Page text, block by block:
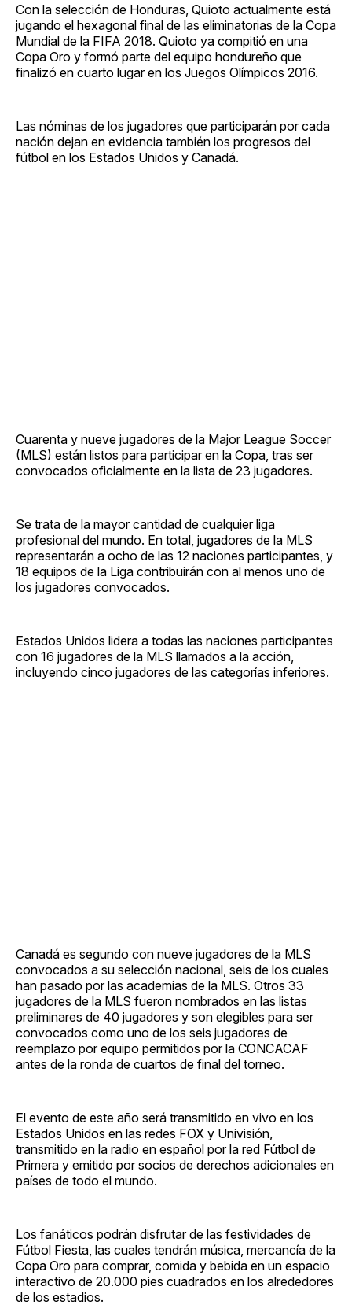
Con la selección de Honduras, Quioto actualmente está
jugando el hexagonal final de las eliminatorias de la Copa
Mundial de la FIFA 2018. Quioto ya compitió en una
Copa Oro y formó parte del equipo hondureño que
finalizó en cuarto lugar en los Juegos Olímpicos 2016.
Las nóminas de los jugadores que participarán por cada
nación dejan en evidencia también los progresos del
fútbol en los Estados Unidos y Canadá.
Cuarenta y nueve jugadores de la Major League Soccer
(MLS) están listos para participar en la Copa, tras ser
convocados oficialmente en la lista de 23 jugadores.
Se trata de la mayor cantidad de cualquier liga
profesional del mundo. En total, jugadores de la MLS
representarán a ocho de las 12 naciones participantes, y
18 equipos de la Liga contribuirán con al menos uno de
los jugadores convocados.
Estados Unidos lidera a todas las naciones participantes
con 16 jugadores de la MLS llamados a la acción,
incluyendo cinco jugadores de las categorías inferiores.
Canadá es segundo con nueve jugadores de la MLS
convocados a su selección nacional, seis de los cuales
han pasado por las academias de la MLS. Otros 33
jugadores de la MLS fueron nombrados en las listas
preliminares de 40 jugadores y son elegibles para ser
convocados como uno de los seis jugadores de
reemplazo por equipo permitidos por la CONCACAF
antes de la ronda de cuartos de final del torneo.
El evento de este año será transmitido en vivo en los
Estados Unidos en las redes FOX y Univisión,
transmitido en la radio en español por la red Fútbol de
Primera y emitido por socios de derechos adicionales en
países de todo el mundo.
Los fanáticos podrán disfrutar de las festividades de
Fútbol Fiesta, las cuales tendrán música, mercancía de la
Copa Oro para comprar, comida y bebida en un espacio
interactivo de 20.000 pies cuadrados en los alrededores
de los estadios.